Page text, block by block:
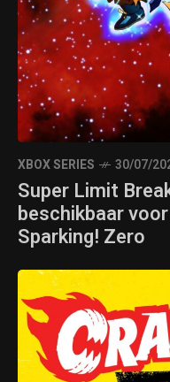
XBOX SERIES 30/07/
Super Limit
beschikbaar
Sparking! Zero